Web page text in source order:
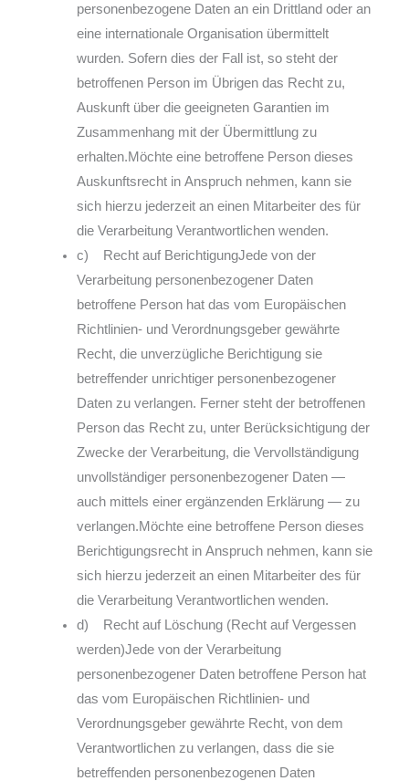
personenbezogene Daten an ein Drittland oder an
eine internationale Organisation übermittelt
wurden. Sofern dies der Fall ist, so steht der
betroffenen Person im Übrigen das Recht zu,
Auskunft über die geeigneten Garantien im
Zusammenhang mit der Übermittlung zu
erhalten.Möchte eine betroffene Person dieses
Auskunftsrecht in Anspruch nehmen, kann sie
sich hierzu jederzeit an einen Mitarbeiter des für
die Verarbeitung Verantwortlichen wenden.
c) Recht auf BerichtigungJede von der
Verarbeitung personenbezogener Daten
betroffene Person hat das vom Europäischen
Richtlinien- und Verordnungsgeber gewährte
Recht, die unverzügliche Berichtigung sie
betreffender unrichtiger personenbezogener
Daten zu verlangen. Ferner steht der betroffenen
Person das Recht zu, unter Berücksichtigung der
Zwecke der Verarbeitung, die Vervollständigung
unvollständiger personenbezogener Daten —
auch mittels einer ergänzenden Erklärung — zu
verlangen.Möchte eine betroffene Person dieses
Berichtigungsrecht in Anspruch nehmen, kann sie
sich hierzu jederzeit an einen Mitarbeiter des für
die Verarbeitung Verantwortlichen wenden.
d) Recht auf Löschung (Recht auf Vergessen
werden)Jede von der Verarbeitung
personenbezogener Daten betroffene Person hat
das vom Europäischen Richtlinien- und
Verordnungsgeber gewährte Recht, von dem
Verantwortlichen zu verlangen, dass die sie
betreffenden personenbezogenen Daten